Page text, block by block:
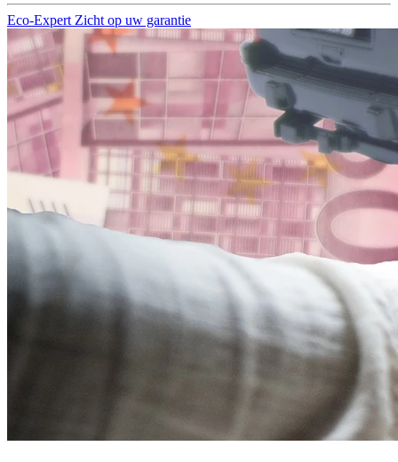
Eco-Expert Zicht op uw garantie